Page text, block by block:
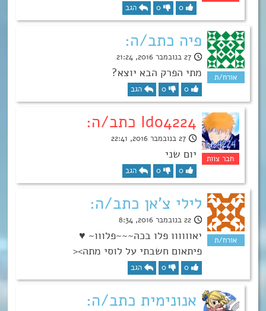
0
0 הגב
פיה כתב/ה:
27 בנובמבר 2016, 21:24
מתי הפרק הבא יוצא?
0
0 הגב
Ido4224 כתב/ה:
27 בנובמבר 2016, 22:41
יום שני
0
0 הגב
לילי צ'אן כתב/ה:
22 בנובמבר 2016, 8:34
יאוווווו פלו בכה~~~פלווו~ ♥
פיתאום חשבתי על לוסי מתה><
0
0 הגב
אנונימית כתב/ה: